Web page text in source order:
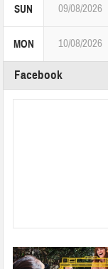
SUN 09/08/2026
MON 10/08/2026
Facebook